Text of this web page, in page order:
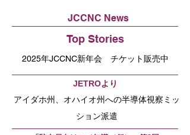
JCCNC News
Top Stories
2025年JCCNC新年会 チケット販売中
JETROより
アイダホ州、オハイオ州への半導体視察ミッ
ション派遣